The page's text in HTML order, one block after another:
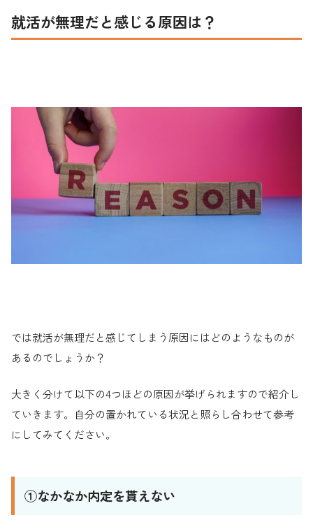
就活が無理だと感じる原因は？
では就活が無理だと感じてしまう原因にはどのようなものが
あるのでしょうか？
大きく分けて以下の4つほどの原因が挙げられますので紹介し
ていきます。自分の置かれている状況と照らし合わせて参考
にしてみてください。
①なかなか内定を貰えない